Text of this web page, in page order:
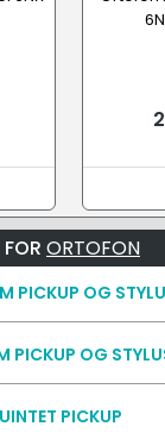
ORTOFON
PICKUP OG
PICKUP OG
PICKUP